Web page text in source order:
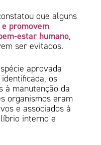
que alguns
promovem
estar humano,
ser evitados.
aprovada
os
à manutenção da
organismos eram
e associados à
interno e